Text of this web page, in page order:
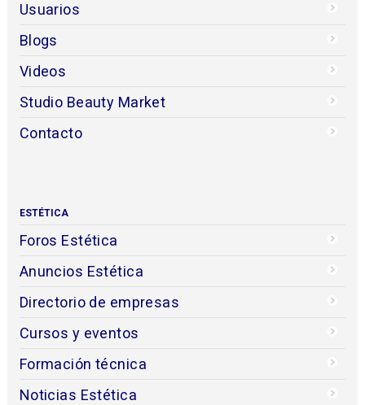
Usuarios
Blogs
Videos
Studio Beauty Market
Contacto
ESTÉTICA
Foros Estética
Anuncios Estética
Directorio de empresas
Cursos y eventos
Formación técnica
Noticias Estética